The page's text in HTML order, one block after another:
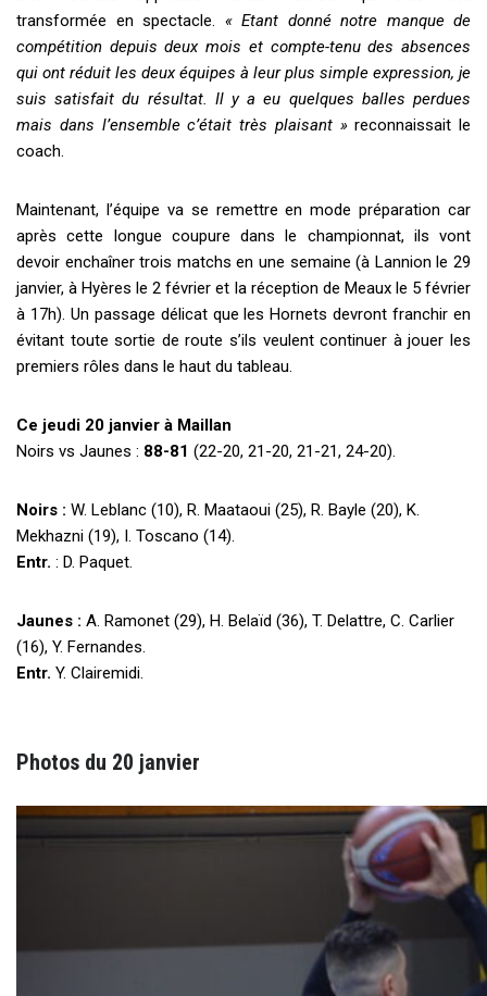
transformée en spectacle. « Etant donné notre manque de
compétition depuis deux mois et compte-tenu des absences
qui ont réduit les deux équipes à leur plus simple expression, je
suis satisfait du résultat. Il y a eu quelques balles perdues
mais dans l’ensemble c’était très plaisant »reconnaissait le
coach.
Maintenant, l’équipe va se remettre en mode préparation car
après cette longue coupure dans le championnat, ils vont
devoir enchaîner trois matchs en une semaine (à Lannion le 29
janvier, à Hyères le 2 février et la réception de Meaux le 5 février
à 17h). Un passage délicat que les Hornets devront franchir en
évitant toute sortie de route s’ils veulent continuer à jouer les
premiers rôles dans le haut du tableau.
Ce jeudi 20 janvier à Maillan
Noirs vs Jaunes : 88-81 (22-20, 21-20, 21-21, 24-20).
Noirs : W. Leblanc (10), R. Maataoui (25), R. Bayle (20), K.
Mekhazni (19), I. Toscano (14).
Entr. : D. Paquet.
Jaunes : A. Ramonet (29), H. Belaïd (36), T. Delattre, C. Carlier
(16), Y. Fernandes.
Entr. Y. Clairemidi.
Photos du 20 janvier